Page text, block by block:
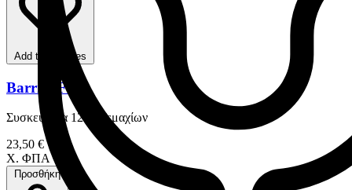
Add to favorites
Barrier Film
Συσκευασία 1200 Τεμαχίων
23,50 €
Χ. ΦΠΑ
Προσθήκη